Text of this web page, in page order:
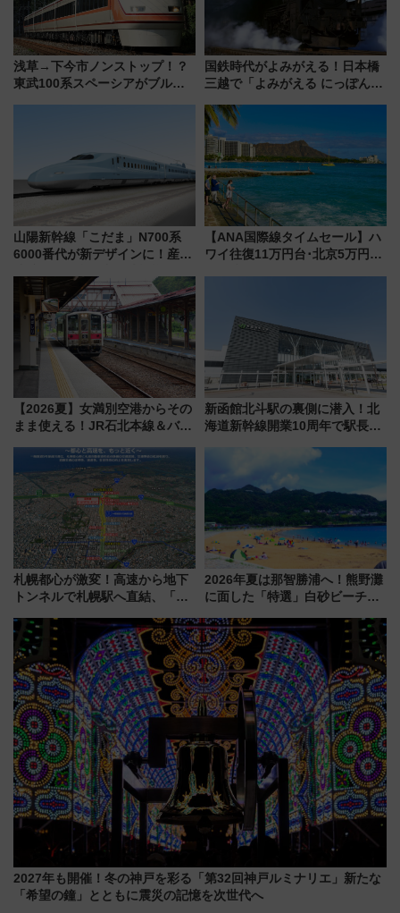
浅草→下今市ノンストップ！？
東武100系スペーシアがブルー
国鉄時代がよみがえる！日本橋
三越で「よみがえる にっぽんの
敬の名作写真も、駅弁フェスも
同時開催！
山陽新幹線「こだま」N700系
6000番代が新デザインに！産学
用は今冬から
【ANA国際線タイムセール】ハ
ワイ往復11万円台･北京5万円台
【2026夏】女満別空港からその
まま使える！JR石北本線＆バス
ーパス」でおトクに道東観光
（8/3発売）
新函館北斗駅の裏側に潜入！北
海道新幹線開業10周年で駅長
ト 参加方法や体験内容を紹介
札幌都心が激変！高速から地下
トンネルで札幌駅へ直結、「創
から本格着工、延長4.8km整備
事業の全貌
2026年夏は那智勝浦へ！熊野灘
に面した「特選」白砂ビーチは
会」は8月11日開催！
2027年も開催！冬の神戸を彩る「第32回神戸ルミナリエ」新たな
「希望の鐘」とともに震災の記憶を次世代へ